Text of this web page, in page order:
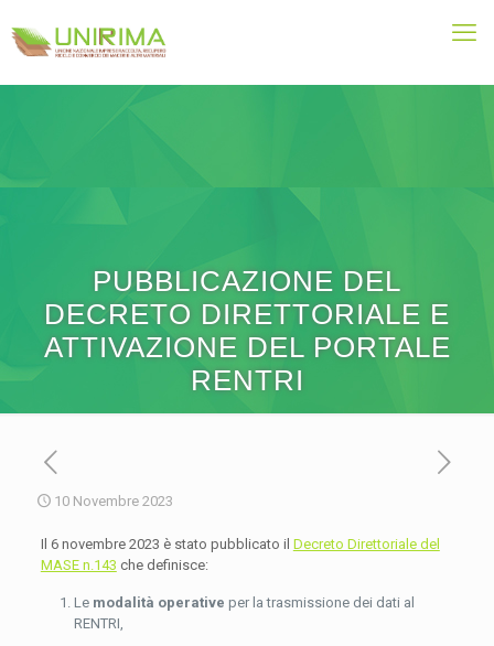
PUBBLICAZIONE DEL
DECRETO DIRETTORIALE E
ATTIVAZIONE DEL PORTALE
RENTRI
10 Novembre 2023
Il 6 novembre 2023 è stato pubblicato il Decreto Direttoriale del
MASE n.143 che definisce:
Le modalità operative per la trasmissione dei dati al
RENTRI,